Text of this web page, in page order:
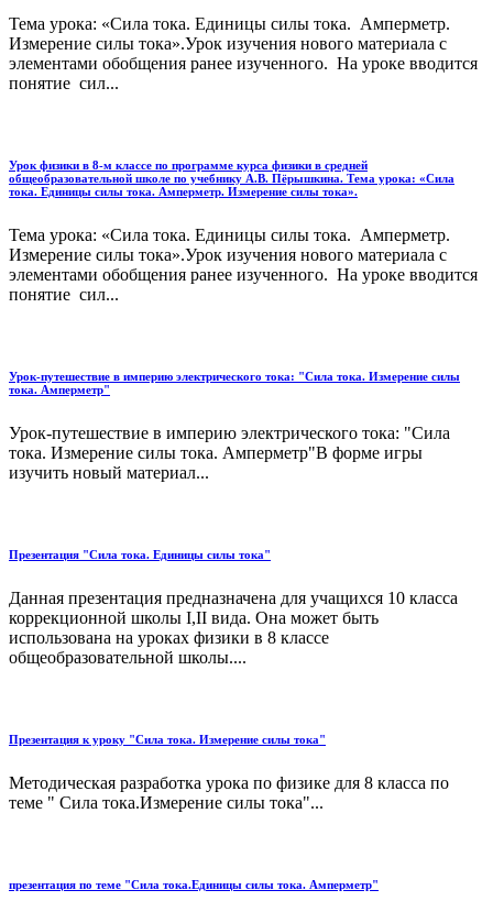
Тема урока: «Сила тока. Единицы силы тока. Амперметр.
Измерение силы тока».Урок изучения нового материала с
элементами обобщения ранее изученного. На уроке вводится
понятие сил...
Урок физики в 8-м классе по программе курса физики в средней
общеобразовательной школе по учебнику А.В. Пёрышкина. Тема урока: «Сила
тока. Единицы силы тока. Амперметр. Измерение силы тока».
Тема урока: «Сила тока. Единицы силы тока. Амперметр.
Измерение силы тока».Урок изучения нового материала с
элементами обобщения ранее изученного. На уроке вводится
понятие сил...
Урок-путешествие в империю электрического тока: "Сила тока. Измерение силы
тока. Амперметр"
Урок-путешествие в империю электрического тока: "Сила
тока. Измерение силы тока. Амперметр"В форме игры
изучить новый материал...
Презентация "Сила тока. Единицы силы тока"
Данная презентация предназначена для учащихся 10 класса
коррекционной школы I,II вида. Она может быть
использована на уроках физики в 8 классе
общеобразовательной школы....
Презентация к уроку "Сила тока. Измерение силы тока"
Методическая разработка урока по физике для 8 класса по
теме " Сила тока.Измерение силы тока"...
презентация по теме "Сила тока.Единицы силы тока. Амперметр"